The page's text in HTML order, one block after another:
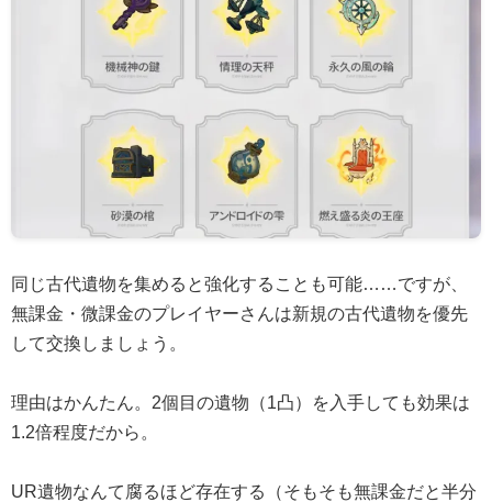
同じ古代遺物を集めると強化することも可能……ですが、
無課金・微課金のプレイヤーさんは新規の古代遺物を優先
して交換しましょう。
理由はかんたん。2個目の遺物（1凸）を入手しても効果は
1.2倍程度だから。
UR遺物なんて腐るほど存在する（そもそも無課金だと半分